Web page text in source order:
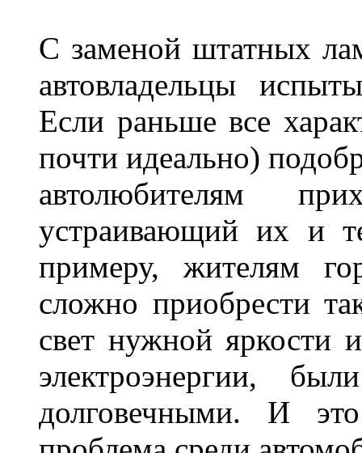
С заменой штатных
автовладельцы
Если раньше все
почти идеально)
автолюбителям
устраивающий их и
примеру, жителям
сложно приобрести
свет нужной яркости
электроэнергии,
долговечными. И